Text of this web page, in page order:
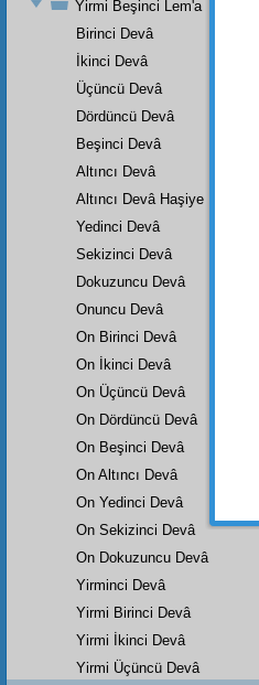
Yirmi Beşinci Lem'a
Birinci Devâ
İkinci Devâ
Üçüncü Devâ
Dördüncü Devâ
Beşinci Devâ
Altıncı Devâ
Altıncı Devâ Haşiye
Yedinci Devâ
Sekizinci Devâ
Dokuzuncu Devâ
Onuncu Devâ
On Birinci Devâ
On İkinci Devâ
On Üçüncü Devâ
On Dördüncü Devâ
On Beşinci Devâ
On Altıncı Devâ
On Yedinci Devâ
On Sekizinci Devâ
On Dokuzuncu Devâ
Yirminci Devâ
Yirmi Birinci Devâ
Yirmi İkinci Devâ
Yirmi Üçüncü Devâ